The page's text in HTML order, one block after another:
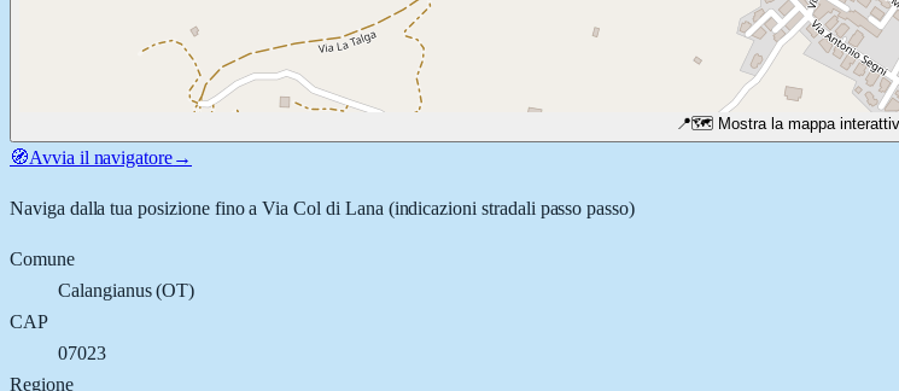
📍🗺️ Mostra la mappa
🧭Avvia il navigatore→
Naviga dalla tua posizione fino aVia Col di Lana (indicazioni stradali passo passo)
Comune
Calangianus(OT)
CAP
07023
Regione